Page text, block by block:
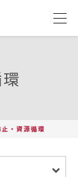
・資源循環